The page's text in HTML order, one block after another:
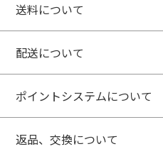
送料について
配送について
ポイントシステムについて
返品、交換について